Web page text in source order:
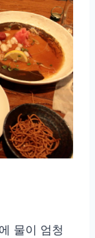
물이 엄청